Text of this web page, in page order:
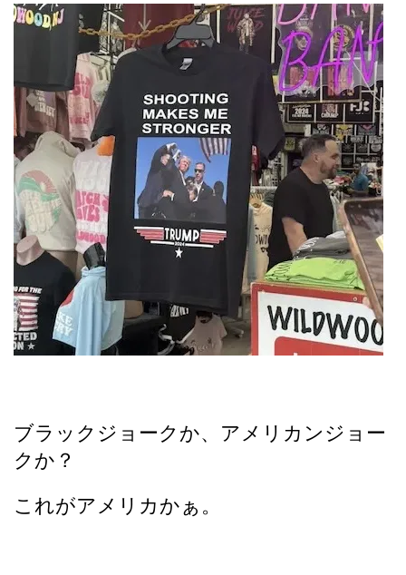
ブラックジョークか、アメリカンジョー
クか？
これがアメリカかぁ。